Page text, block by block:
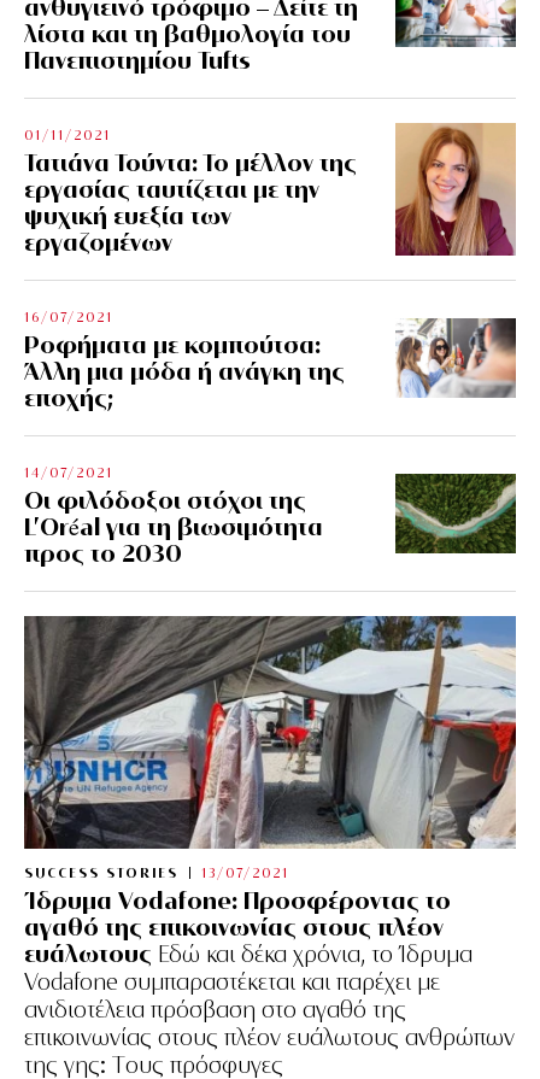
ανθυγιεινό τρόφιμο – Δείτε τη
λίστα και τη βαθμολογία του
Πανεπιστημίου Tufts
01/11/2021
Τατιάνα Τούντα: Το μέλλον της
εργασίας ταυτίζεται με την
ψυχική ευεξία των
εργαζομένων
16/07/2021
Ροφήματα με κομπούτσα:
Άλλη μια μόδα ή ανάγκη της
εποχής;
14/07/2021
Οι φιλόδοξοι στόχοι της
L’Oréal για τη βιωσιμότητα
προς το 2030
SUCCESS STORIES 13/07/2021
Ίδρυμα Vodafone: Προσφέροντας το
αγαθό της επικοινωνίας στους πλέον
ευάλωτους Εδώ και δέκα χρόνια, το Ίδρυμα
Vodafone συμπαραστέκεται και παρέχει με
ανιδιοτέλεια πρόσβαση στο αγαθό της
επικοινωνίας στους πλέον ευάλωτους ανθρώπων
της γης: Tους πρόσφυγες